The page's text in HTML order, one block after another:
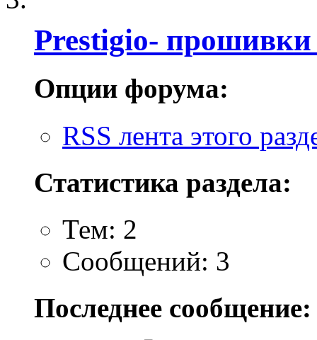
Prestigio-
Опции форума:
RSS лента этого
Статистика раздела:
Тем: 2
Сообщений: 3
Последнее сообщение: